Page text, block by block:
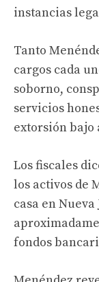
instancias
Tanto
cargos cada
soborno,
servicios
extorsión bajo
Los fiscales
los activos de
casa en Nueva
fondos